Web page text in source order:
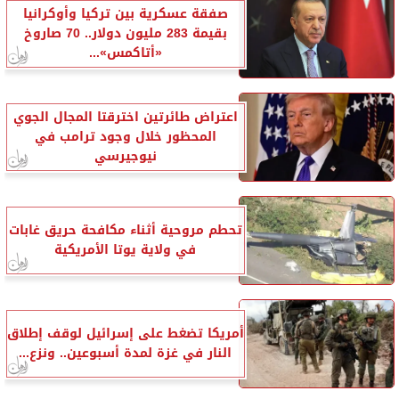
صفقة عسكرية بين تركيا وأوكرانيا
بقيمة 283 مليون دولار.. 70 صاروخ
«أتاكمس»...
اعتراض طائرتين اخترقتا المجال الجوي
المحظور خلال وجود ترامب في
نيوجيرسي
تحطم مروحية أثناء مكافحة حريق غابات
في ولاية يوتا الأمريكية
أمريكا تضغط على إسرائيل لوقف إطلاق
النار في غزة لمدة أسبوعين.. ونزع...